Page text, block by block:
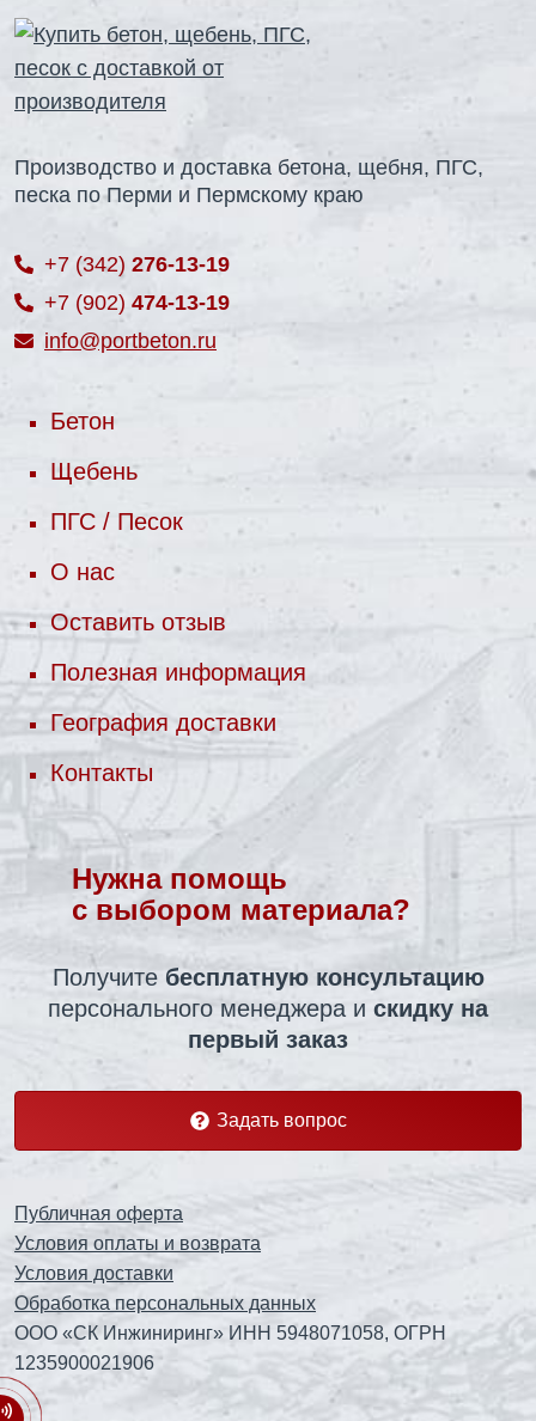
Производство и доставка бетона, щебня, ПГС,
песка по Перми и Пермскому краю
+7 (342) 276-13-19
+7 (902) 474-13-19
info@portbeton.ru
Бетон
Щебень
ПГС / Песок
О нас
Оставить отзыв
Полезная информация
География доставки
Контакты
Нужна помощь
с выбором материала?
Получите бесплатную консультацию
персонального менеджера и скидку на
первый заказ
Задать вопрос
Публичная оферта
Условия оплаты и возврата
Условия доставки
Обработка персональных данных
ООО «СК Инжиниринг» ИНН 5948071058, ОГРН
1235900021906